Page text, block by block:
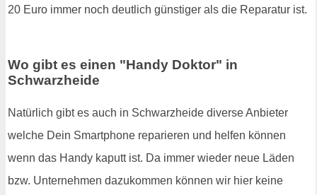
20 Euro immer noch deutlich günstiger als die Reparatur ist.
Wo gibt es einen "Handy Doktor" in
Schwarzheide
Natürlich gibt es auch in Schwarzheide diverse Anbieter
welche Dein Smartphone reparieren und helfen können
wenn das Handy kaputt ist. Da immer wieder neue Läden
bzw. Unternehmen dazukommen können wir hier keine